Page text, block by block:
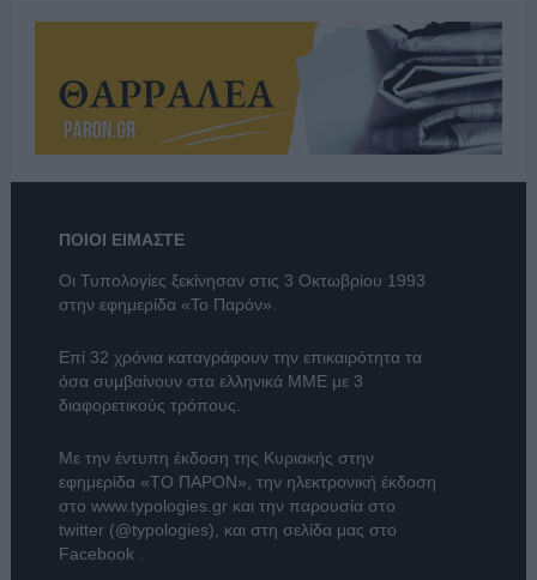
ΠΟΙΟΙ ΕΙΜΑΣΤΕ
Οι Τυπολογίες ξεκίνησαν στις 3 Οκτωβρίου 1993
στην εφημερίδα «Το Παρόν».
Επί 32 χρόνια καταγράφουν την επικαιρότητα τα
όσα συμβαίνουν στα ελληνικά ΜΜΕ με 3
διαφορετικούς τρόπους.
Με την έντυπη έκδοση της Κυριακής στην
εφημερίδα «ΤΟ ΠΑΡΟΝ» , την ηλεκτρονική έκδοση
στο www.typologies.grκαι την παρουσία στο
twitter (@typologies) , και στη σελίδα μας στο
Facebook